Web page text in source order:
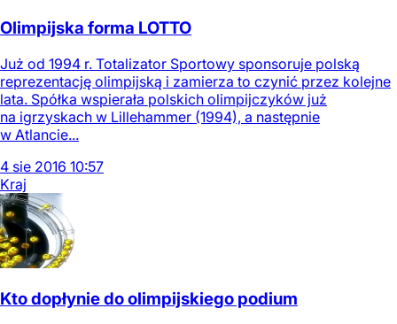
Olimpijska forma LOTTO
Już od 1994 r. Totalizator Sportowy sponsoruje polską
reprezentację olimpijską i zamierza to czynić przez kolejne
lata. Spółka wspierała polskich olimpijczyków już
na igrzyskach w Lillehammer (1994), a następnie
w Atlancie...
4 sie 2016 10:57
Kraj
Kto dopłynie do olimpijskiego podium